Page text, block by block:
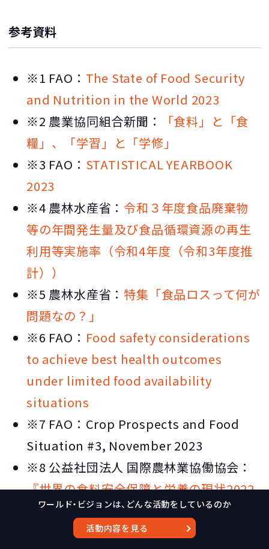
参考資料
※1 FAO： The State of Food Security
and Nutrition in the World 2023
※2 農業協同組合新聞：
「食料」と「食
糧」、「学習」と「学修」
※3 FAO： STATISTICAL YEARBOOK
2023
※4 農林水産省： 令和３年度食品廃棄物
等の年間発生量及び食品循環資源の再生
利用等実施率（令和4年度（令和3年度推
計））
※5 農林水産省： 特集「食品ロスって何が
問題なの？」
※6 FAO： Food safety considerations
to achieve best health outcomes
under limited food availability
situations
※7 FAO：Crop Prospects and Food
Situation #3, November 2023
※8 公益社団法人 国際農林業協働協会：
『世界の食料安全保障と栄養の現状2022
年報告 要約版』
※9 JICA：一緒に考えよう、気候変動の
ワールド・ビジョンは、どんな活動をしているのか
活動内容を見る